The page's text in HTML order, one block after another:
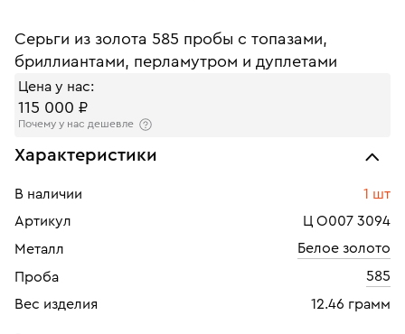
Серьги из золота 585 пробы с топазами,
бриллиантами, перламутром и дуплетами
Цена у нас:
115 000 ₽
Почему у нас дешевле
Характеристики
В наличии
1 шт
Артикул
Ц О007 3094
Металл
Белое золото
Проба
585
Вес изделия
12.46 грамм